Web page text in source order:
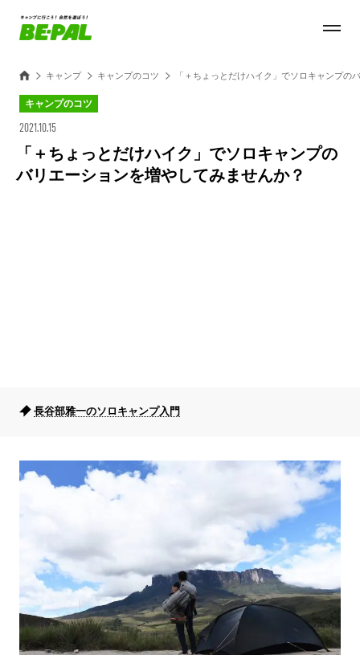
キャンプ キャンプのコツ 「＋ちょっとだけハイク」でソロキャンプの
キャンプのコツ
2021.10.15
「＋ちょっとだけハイク」でソロキャンプの
バリエーションを増やしてみませんか？
長谷部雅一のソロキャンプ入門